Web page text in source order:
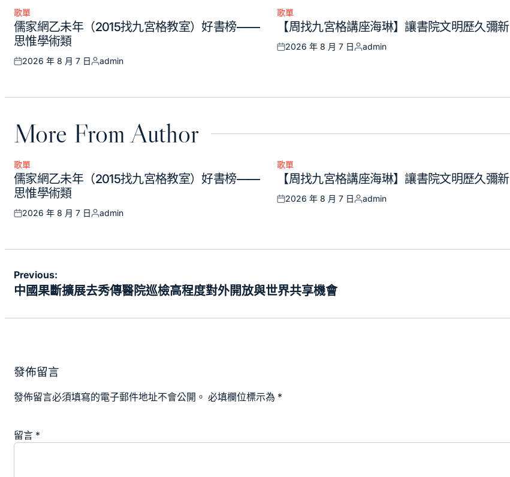
Posted
in
歌單
儒家網乙未年（2015找九宮格教室）好書榜——
思惟學術類
Posted
2026 年 8 月 7 日
Posted
admin
Posted
歌單
【周找九宮格講座海琳】讓書院文明歷久彌新
Posted
2026 年 8 月 7 日
Posted
admin
More From Author
Posted
in
歌單
儒家網乙未年（2015找九宮格教室）好書榜——
思惟學術類
Posted
2026 年 8 月 7 日
Posted
admin
Posted
歌單
【周找九宮格講座海琳】讓書院文明歷久彌新
Posted
2026 年 8 月 7 日
Posted
admin
文
章
Previous:
中國果斷擴展去秀傳醫院巡檢高程度對外開放與世界共享機會
發佈留言
發佈留言必須填寫的電子郵件地址不會公開。 必填欄位標示為 *
留言 *